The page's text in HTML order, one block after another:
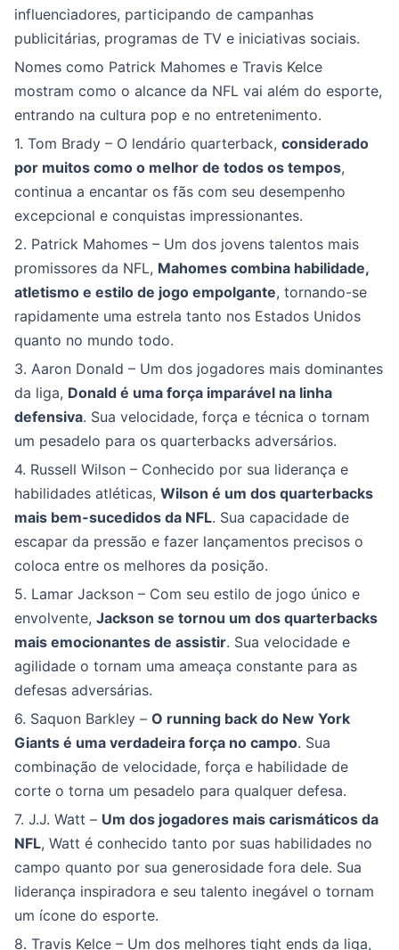
influenciadores, participando de campanhas
publicitárias, programas de TV e iniciativas sociais.
Nomes como Patrick Mahomes e Travis Kelce
mostram como o alcance da NFL vai além do esporte,
entrando na cultura pop e no entretenimento.
1. Tom Brady – O lendário quarterback, considerado
por muitos como o melhor de todos os tempos,
continua a encantar os fãs com seu desempenho
excepcional e conquistas impressionantes.
2. Patrick Mahomes – Um dos jovens talentos mais
promissores da NFL, Mahomes combina habilidade,
atletismo e estilo de jogo empolgante, tornando-se
rapidamente uma estrela tanto nos Estados Unidos
quanto no mundo todo.
3. Aaron Donald – Um dos jogadores mais dominantes
da liga, Donald é uma força imparável na linha
defensiva. Sua velocidade, força e técnica o tornam
um pesadelo para os quarterbacks adversários.
4. Russell Wilson – Conhecido por sua liderança e
habilidades atléticas, Wilson é um dos quarterbacks
mais bem-sucedidos da NFL. Sua capacidade de
escapar da pressão e fazer lançamentos precisos o
coloca entre os melhores da posição.
5. Lamar Jackson – Com seu estilo de jogo único e
envolvente, Jackson se tornou um dos quarterbacks
mais emocionantes de assistir. Sua velocidade e
agilidade o tornam uma ameaça constante para as
defesas adversárias.
6. Saquon Barkley – O running back do New York
Giants é uma verdadeira força no campo. Sua
combinação de velocidade, força e habilidade de
corte o torna um pesadelo para qualquer defesa.
7. J.J. Watt – Um dos jogadores mais carismáticos da
NFL, Watt é conhecido tanto por suas habilidades no
campo quanto por sua generosidade fora dele. Sua
liderança inspiradora e seu talento inegável o tornam
um ícone do esporte.
8. Travis Kelce – Um dos melhores tight ends da liga,